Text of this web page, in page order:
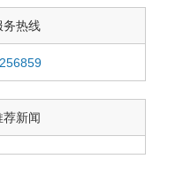
务热线
荐新闻